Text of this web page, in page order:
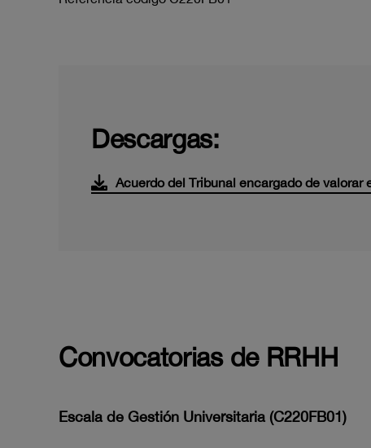
Descargas:
Acuerdo del Tribunal encargado de valorar
Convocatorias de RRHH
Escala de Gestión Universitaria (C220FB01)